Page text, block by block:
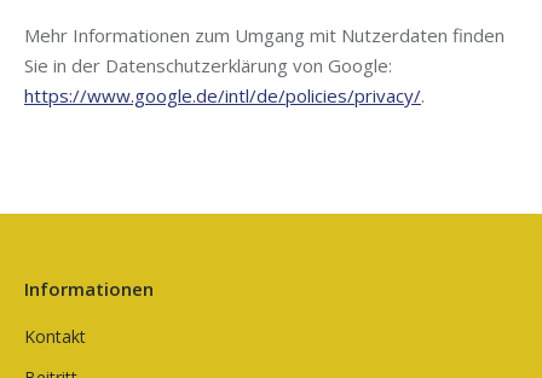
Mehr Infor­ma­tio­nen zum Umgang mit Nut­zer­da­ten fin­den
Sie in der Daten­schutz­er­klä­rung von Goog­le:
https://www.google.de/intl/de/policies/privacy/.
Informationen
Kontakt